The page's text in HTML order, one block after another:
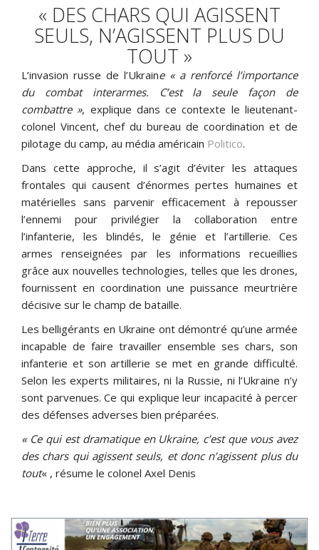
« DES CHARS QUI AGISSENT
SEULS, N’AGISSENT PLUS DU
TOUT »
L’invasion russe de l’Ukraine « a renforcé l’importance
du combat interarmes. C’est la seule façon de
combattre », explique dans ce contexte le lieutenant-
colonel Vincent, chef du bureau de coordination et de
pilotage du camp, au média américain Politico.
Dans cette approche, il s’agit d’éviter les attaques
frontales qui causent d’énormes pertes humaines et
matérielles sans parvenir efficacement à repousser
l’ennemi pour privilégier la collaboration entre
l’infanterie, les blindés, le génie et l’artillerie. Ces
armes renseignées par les informations recueillies
grâce aux nouvelles technologies, telles que les drones,
fournissent en coordination une puissance meurtrière
décisive sur le champ de bataille.
Les belligérants en Ukraine ont démontré qu’une armée
incapable de faire travailler ensemble ses chars, son
infanterie et son artillerie se met en grande difficulté.
Selon les experts militaires, ni la Russie, ni l’Ukraine n’y
sont parvenues. Ce qui explique leur incapacité à percer
des défenses adverses bien préparées.
« Ce qui est dramatique en Ukraine, c’est que vous avez
des chars qui agissent seuls, et donc n’agissent plus du
tout« , résume le colonel Axel Denis